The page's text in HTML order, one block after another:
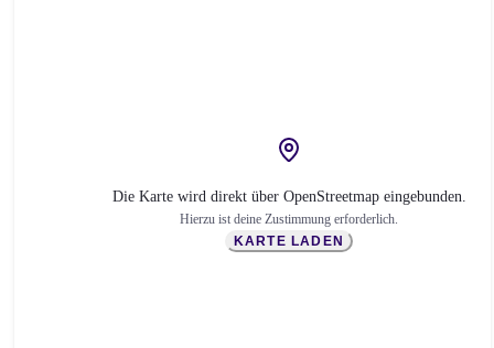
Die Karte wird direkt über OpenStreetmap eingebunden.
Hierzu ist deine Zustimmung erforderlich.
KARTE LADEN